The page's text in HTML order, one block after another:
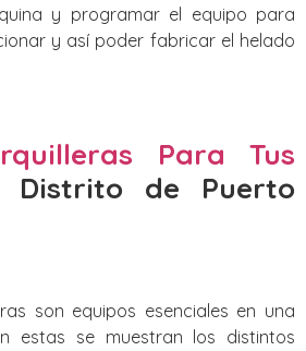
y programar el equipo para
y así poder fabricar el helado
Para Tus
Distrito de Puerto
son equipos esenciales en una
estas se muestran los distintos